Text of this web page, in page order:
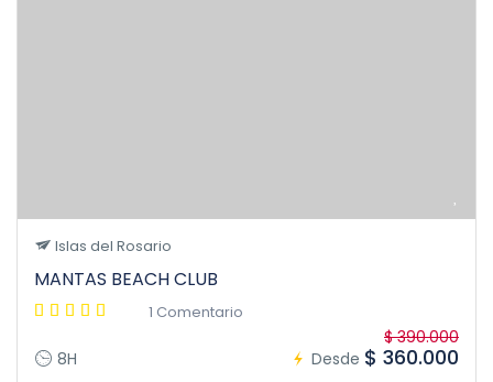
Islas del Rosario
MANTAS BEACH CLUB
1 Comentario
8H Desde
$ 390.000
$ 360.000